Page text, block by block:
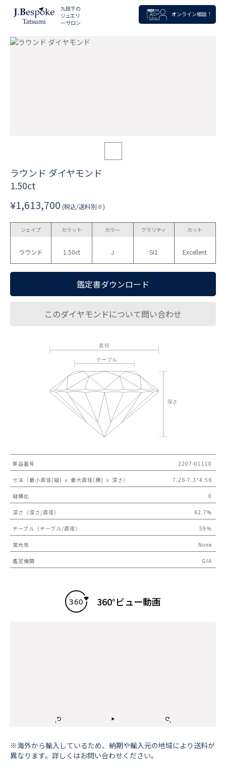
九段下の
ジュエリ
ーサロン
オンライン相談！
ラウンド ダイヤモンド
1.50ct
¥1,613,700 (税込/送料別※)
シェイプ
ラウンド
カラット
1.50ct
カラー
J
クラリティ
SI1
カット
Excellent
鑑定書ダウンロード
このダイヤモンドについて問い合わせ
単品番号 2207-01110
寸法（最小直径(縦) ｘ 最大直径(横) ｘ 深さ） 7.26-7.3*4.56
縦横比 0
深さ（深さ/直径） 62.7%
テーブル（テーブル/直径） 59％
蛍光性 None
鑑定機関 GIA
360°ビュー動画
※海外から輸⼊しているため、納期や輸⼊元の地域により送料が
異なります。詳しくはお問い合わせください。